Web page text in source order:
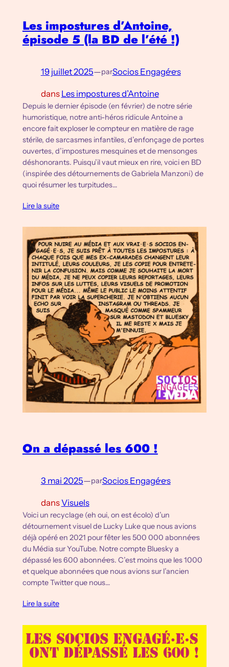
Les impostures d’Antoine,
épisode 5 (la BD de l’été !)
19 juillet 2025—parSocios Engagé·e·s
dans Les impostures d’Antoine
Depuis le dernier épisode (en février) de notre série
humoristique, notre anti-héros ridicule Antoine a
encore fait exploser le compteur en matière de rage
stérile, de sarcasmes infantiles, d’enfonçage de portes
ouvertes, d’impostures mesquines et de mensonges
déshonorants. Puisqu’il vaut mieux en rire, voici en BD
(inspirée des détournements de Gabriela Manzoni) de
quoi résumer les turpitudes…
Lire la suite
On a dépassé les 600 !
3 mai 2025—parSocios Engagé·e·s
dansVisuels
Voici un recyclage (eh oui, on est écolo) d’un
détournement visuel de Lucky Luke que nous avions
déjà opéré en 2021 pour fêter les 500 000 abonné·e·s
du Média sur YouTube. Notre compte Bluesky a
dépassé les 600 abonné·e·s. C’est moins que les 1000
et quelque abonné·e·s que nous avions sur l’ancien
compte Twitter que nous…
Lire la suite